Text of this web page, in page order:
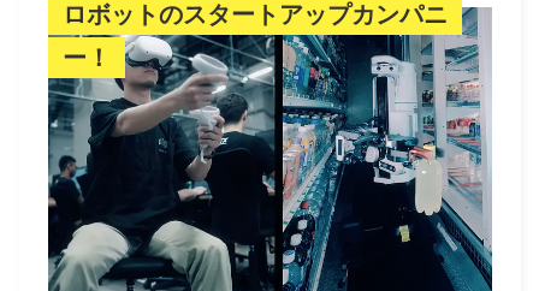
ロボットのスタートアップカンパニ
ー！